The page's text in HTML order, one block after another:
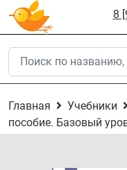
8
Главная Учебники
пособие. Базовый